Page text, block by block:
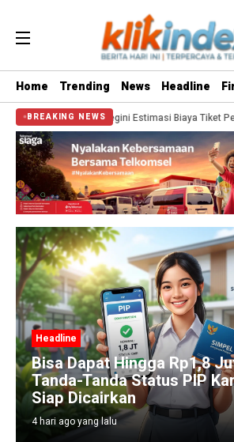
Home Trending News Headline
BREAKING NEWS
2026? Segini Estimasi Biaya Tiket Pesawat &
Headline
Bisa Dapat Hingga Rp1,8
Tanda-Tanda Status PIP
Siap Dicairkan
4 hari ago yang lalu